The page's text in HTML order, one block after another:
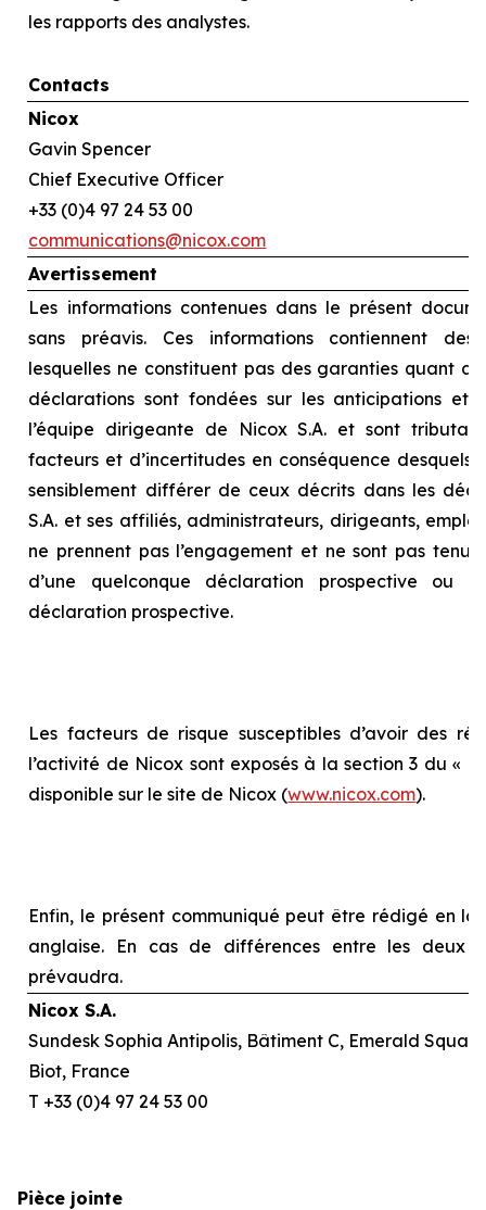
les rapports des analystes.
Contacts
Nicox
Gavin Spencer
Chief Executive Officer
+33 (0)4 97 24 53 00
communications@nicox.com
Avertissement
Les informations contenues dans le présent
sans préavis. Ces informations contiennent des
lesquelles ne constituent pas des garanties quant
déclarations sont fondées sur les anticipations et
l’équipe dirigeante de Nicox S.A. et sont
facteurs et d’incertitudes en conséquence desquels
sensiblement différer de ceux décrits dans les
S.A. et ses affiliés, administrateurs, dirigeants,
ne prennent pas l’engagement et ne sont pas
d’une quelconque déclaration prospective ou
déclaration prospective.
Les facteurs de risque susceptibles d’avoir des
l’activité de Nicox sont exposés à la section 3 du «
disponible sur le site de Nicox (www.nicox.com).
Enfin, le présent communiqué peut être rédigé en
anglaise. En cas de différences entre les deux
prévaudra.
Nicox S.A.
Sundesk Sophia Antipolis, Bâtiment C, Emerald
Biot, France
T +33 (0)4 97 24 53 00
Pièce jointe